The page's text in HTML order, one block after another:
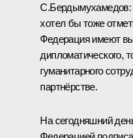
С.Бердымухамедов:
хотел бы тоже
Федерация имеют
дипломатического,
гуманитарного
партнёрстве.
На сегодняшний